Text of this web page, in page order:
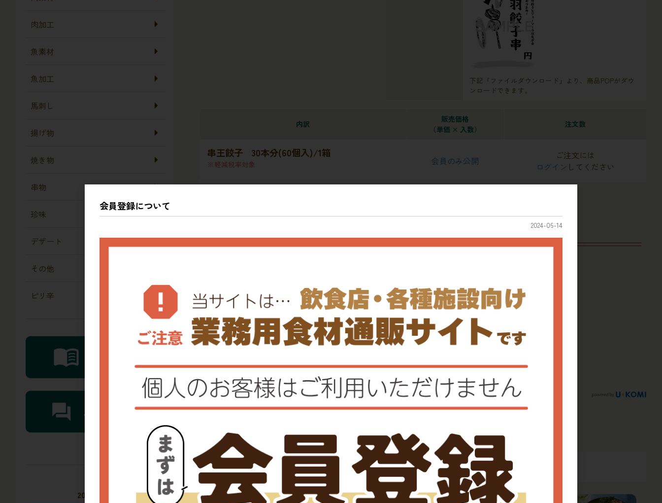
下記「ファイルダウンロード」より、商品POPがダウ
ンロードできます。
内訳
販売価格
（単価 × 入数）
注文数
串王餃子 30本分(60個入)/1箱
軽減税率対象 会員のみ公開
ご注文には
ログイン してください
レビュー
質問する
レビュー Q&A
レビュー投稿がありません。
関連商品
肉加工
魚素材
魚加工
馬刺し
揚げ物
焼き物
串物
珍味
デザート
その他
ピリ辛
2026年8月
会員登録について
2024-06-14